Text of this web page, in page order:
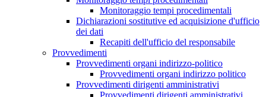
Monitoraggio tempi procedimentali
Dichiarazioni sostitutive ed acquisizione d'ufficio
dei dati
Recapiti dell'ufficio del responsabile
Provvedimenti
Provvedimenti organi indirizzo-politico
Provvedimenti organi indirizzo politico
Provvedimenti dirigenti amministrativi
Provvedimenti dirigenti amministrativi